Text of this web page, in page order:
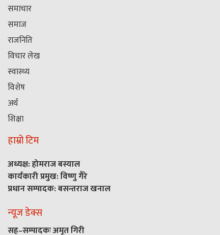
समाचार
समाज
राजनिति
विचार लेख
स्वास्थ्य
विशेष
अर्थ
शिक्षा
हाम्रो टिम
अध्यक्ष: होमराज बस्याल
कार्यकारी प्रमुख: विष्णु गैरे
प्रधान सम्पादक: बसन्तराज खनाल
न्यूज डेक्स
सह–सम्पादकः अमृत गिरी